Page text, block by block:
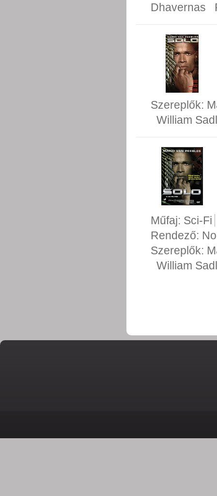
Dhavernas
Szereplők:
William
Műfaj: Sci-Fi
Rendező:
Szereplők:
William